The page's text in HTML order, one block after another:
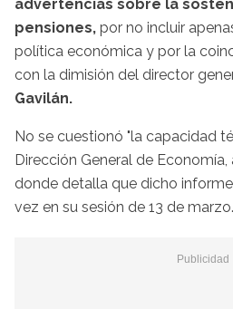
advertencias sobre la
pensiones, por no incluir
política económica y por la
con la dimisión del director
Gavilán.
No se cuestionó "la capacidad
Dirección General de
donde detalla que dicho
vez en su sesión de 13 de marzo.